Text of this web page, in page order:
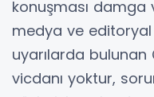
konuşması damga
medya ve
uyarılarda bulunan
vicdanı yoktur,